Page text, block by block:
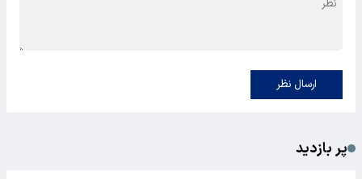
ارسال نظر
پر بازدید